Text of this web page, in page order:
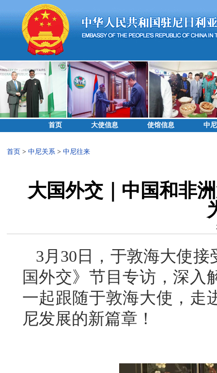
首页 大使信息 使馆信息 中
首页 > 中尼关系> 中尼往来
大国外交｜中国和非
3月30日，于敦海大使
国外交》节目专访，深入
一起跟随于敦海大使，走
尼发展的新篇章！